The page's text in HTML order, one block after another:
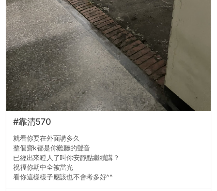
#靠清570
就看你要在外面講多久
整個齋k都是你難聽的聲音
已經出來瞪人了叫你安靜點繼續講？
祝福你期中全被當光
看你這樣樣子應該也不會考多好^^